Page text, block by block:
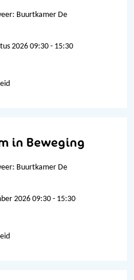
Buurtkamer De
2026 09:30 - 15:30
in Beweging
Buurtkamer De
2026 09:30 - 15:30